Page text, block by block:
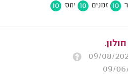
10 זמנים 10 יחס 10